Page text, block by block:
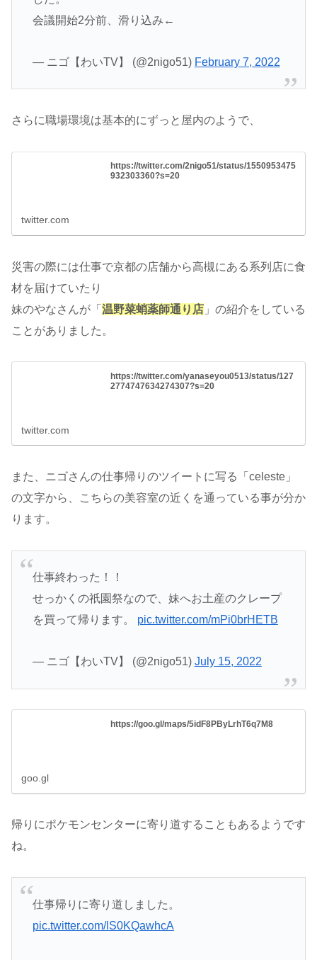
会議開始2分前、滑り込み←
— ニゴ【わいTV】 (@2nigo51) February 7, 2022
さらに職場環境は基本的にずっと屋内のようで、
https://twitter.com/2nigo51/status/1550953475
932303360?s=20
twitter.com
災害の際には仕事で京都の店舗から高槻にある系列店に食
材を届けていたり
妹のやなさんが「 温野菜蛸薬師通り店 」の紹介をしている
ことがありました。
https://twitter.com/yanaseyou0513/status/127
2774747634274307?s=20
twitter.com
また、ニゴさんの仕事帰りのツイートに写る「celeste」
の文字から、こちらの美容室の近くを通っている事が分か
ります。
仕事終わった！！
せっかくの祇園祭なので、妹へお土産のクレープ
を買って帰ります。 pic.twitter.com/mPi0brHETB
— ニゴ【わいTV】 (@2nigo51) July 15, 2022
https://goo.gl/maps/5idF8PByLrhT6q7M8
goo.gl
帰りにポケモンセンターに寄り道することもあるようです
ね。
仕事帰りに寄り道しました。
pic.twitter.com/lS0KQawhcA